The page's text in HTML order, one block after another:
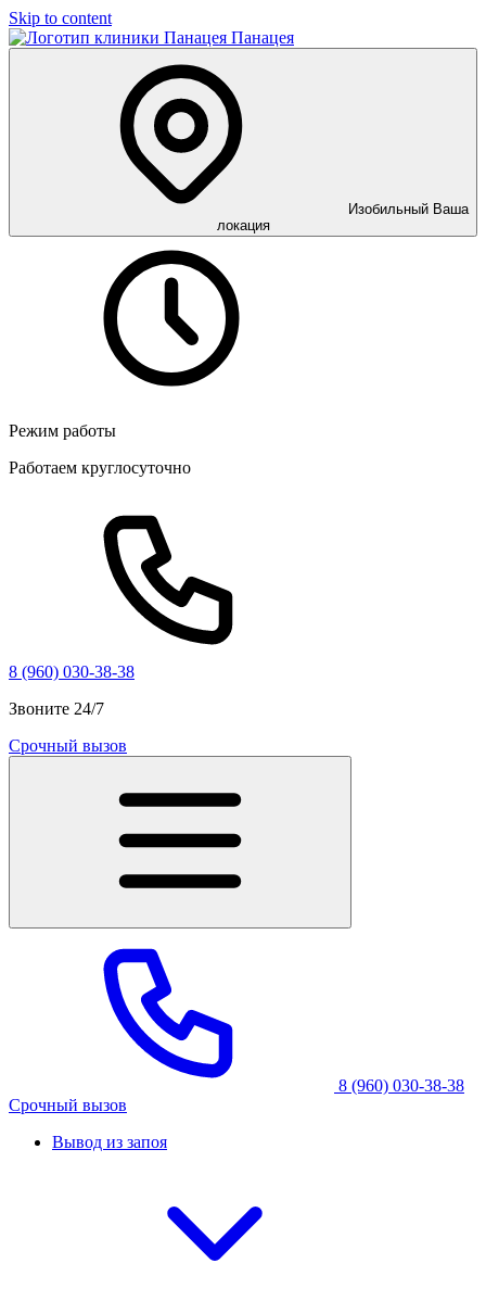
Skip to content
Панацея
Изобильный Ваша
локация
Режим работы
Работаем круглосуточно
8 (960) 030-38-38
Звоните 24/7
Срочный вызов
8 (960) 030-38-38
Срочный вызов
Вывод из запоя